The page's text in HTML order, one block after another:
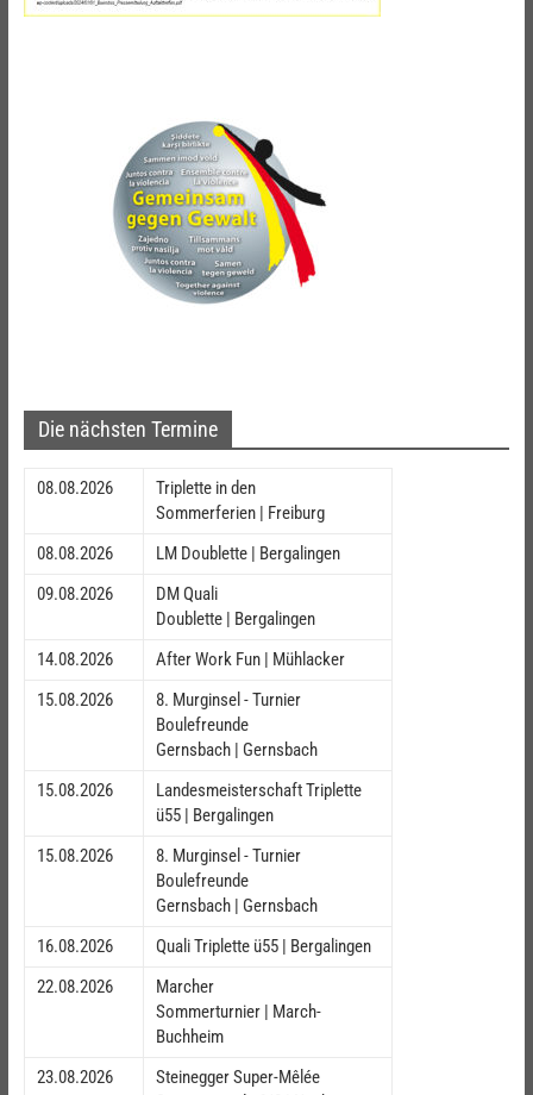
Die nächsten Termine
08.08.2026
Triplette in den
Sommerferien | Freiburg
08.08.2026
LM Doublette | Bergalingen
09.08.2026
DM Quali
Doublette | Bergalingen
14.08.2026
After Work Fun | Mühlacker
15.08.2026
8. Murginsel - Turnier
Boulefreunde
Gernsbach | Gernsbach
15.08.2026
Landesmeisterschaft Triplette
ü55 | Bergalingen
15.08.2026
8. Murginsel - Turnier
Boulefreunde
Gernsbach | Gernsbach
16.08.2026
Quali Triplette ü55 | Bergalingen
22.08.2026
Marcher
Sommerturnier | March-
Buchheim
23.08.2026
Steinegger Super-Mêlée